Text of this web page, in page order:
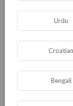
Urdu
Croatian
Bengali